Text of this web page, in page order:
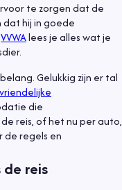
te zorgen dat de
dat hij in goede
VVWAlees je alles wat je
Gelukkig zijn er tal
die
reis, of het nu per auto,
regels en
reis